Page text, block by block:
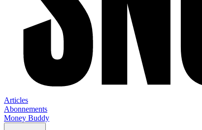
Articles
Abonnements
Money Buddy